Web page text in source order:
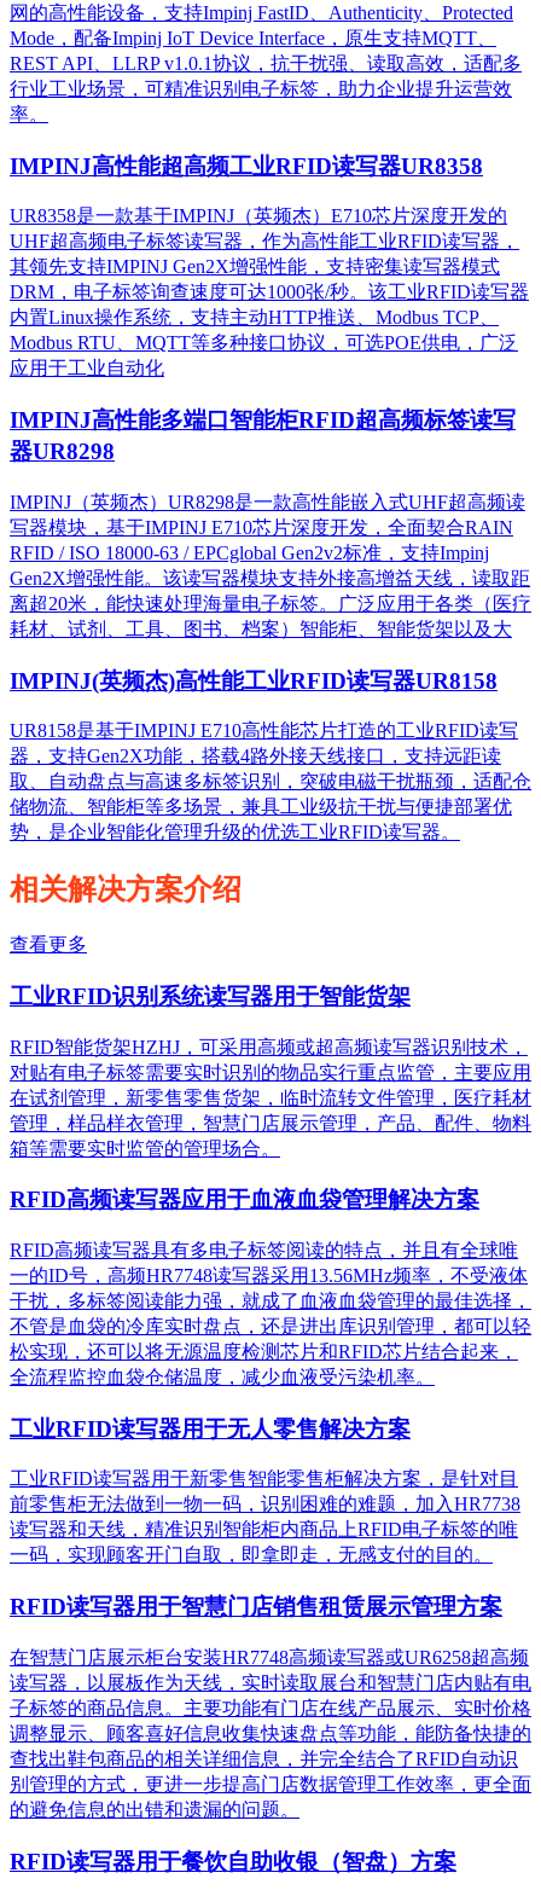
网的高性能设备，支持Impinj FastID、Authenticity、Protected
Mode，配备Impinj IoT Device Interface，原生支持MQTT、
REST API、LLRP v1.0.1协议，抗干扰强、读取高效，适配多
行业工业场景，可精准识别电子标签，助力企业提升运营效
率。
IMPINJ高性能超高频工业RFID读写器UR8358
UR8358是一款基于IMPINJ（英频杰）E710芯片深度开发的
UHF超高频电子标签读写器，作为高性能工业RFID读写器，
其领先支持IMPINJ Gen2X增强性能，支持密集读写器模式
DRM，电子标签询查速度可达1000张/秒。该工业RFID读写器
内置Linux操作系统，支持主动HTTP推送、Modbus TCP、
Modbus RTU、MQTT等多种接口协议，可选POE供电，广泛
应用于工业自动化
IMPINJ高性能多端口智能柜RFID超高频标签读写
器UR8298
IMPINJ（英频杰）UR8298是一款高性能嵌入式UHF超高频读
写器模块，基于IMPINJ E710芯片深度开发，全面契合RAIN
RFID / ISO 18000-63 / EPCglobal Gen2v2标准，支持Impinj
Gen2X增强性能。该读写器模块支持外接高增益天线，读取距
离超20米，能快速处理海量电子标签。广泛应用于各类（医疗
耗材、试剂、工具、图书、档案）智能柜、智能货架以及大
IMPINJ(英频杰)高性能工业RFID读写器UR8158
UR8158是基于IMPINJ E710高性能芯片打造的工业RFID读写
器，支持Gen2X功能，搭载4路外接天线接口，支持远距读
取、自动盘点与高速多标签识别，突破电磁干扰瓶颈，适配仓
储物流、智能柜等多场景，兼具工业级抗干扰与便捷部署优
势，是企业智能化管理升级的优选工业RFID读写器。
相关解决方案介绍
查看更多
工业RFID识别系统读写器用于智能货架
RFID智能货架HZHJ，可采用高频或超高频读写器识别技术，
对贴有电子标签需要实时识别的物品实行重点监管，主要应用
在试剂管理，新零售零售货架，临时流转文件管理，医疗耗材
管理，样品样衣管理，智慧门店展示管理，产品、配件、物料
箱等需要实时监管的管理场合。
RFID高频读写器应用于血液血袋管理解决方案
RFID高频读写器具有多电子标签阅读的特点，并且有全球唯
一的ID号，高频HR7748读写器采用13.56MHz频率，不受液体
干扰，多标签阅读能力强，就成了血液血袋管理的最佳选择，
不管是血袋的冷库实时盘点，还是进出库识别管理，都可以轻
松实现，还可以将无源温度检测芯片和RFID芯片结合起来，
全流程监控血袋仓储温度，减少血液受污染机率。
工业RFID读写器用于无人零售解决方案
工业RFID读写器用于新零售智能零售柜解决方案，是针对目
前零售柜无法做到一物一码，识别困难的难题，加入HR7738
读写器和天线，精准识别​智能柜内商品上RFID电子标签的唯
一码，实现顾客开门自取，即拿即走，无感支付的目的。
RFID读写器用于智慧门店销售租赁展示管理方案
在智慧门店展示柜台安装HR7748高频读写器或UR6258超高频
读写器，以展板作为天线，实时读取展台和智慧门店内贴有电
子标签的商品信息。主要功能有门店在线产品展示、实时价格
调整显示、顾客喜好信息收集快速盘点等功能，能防备快捷的
查找出鞋包商品的相关详细信息，并完全结合了RFID自动识
别管理的方式，更进一步提高门店数据管理工作效率，更全面
的避免信息的出错和遗漏的问题。
RFID读写器用于餐饮自助收银（智盘）方案